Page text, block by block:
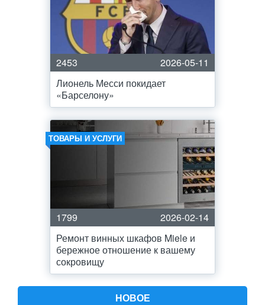
2453
2026-05-11
Лионель Месси покидает
«Барселону»
ТОВАРЫ И УСЛУГИ
1799
2026-02-14
Ремонт винных шкафов Miele и
бережное отношение к вашему
сокровищу
НОВОЕ